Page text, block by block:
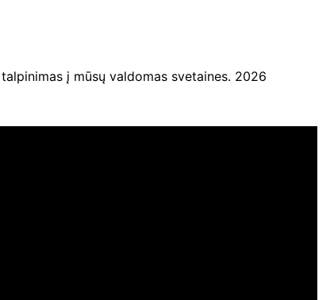
į mūsų valdomas svetaines. 2026